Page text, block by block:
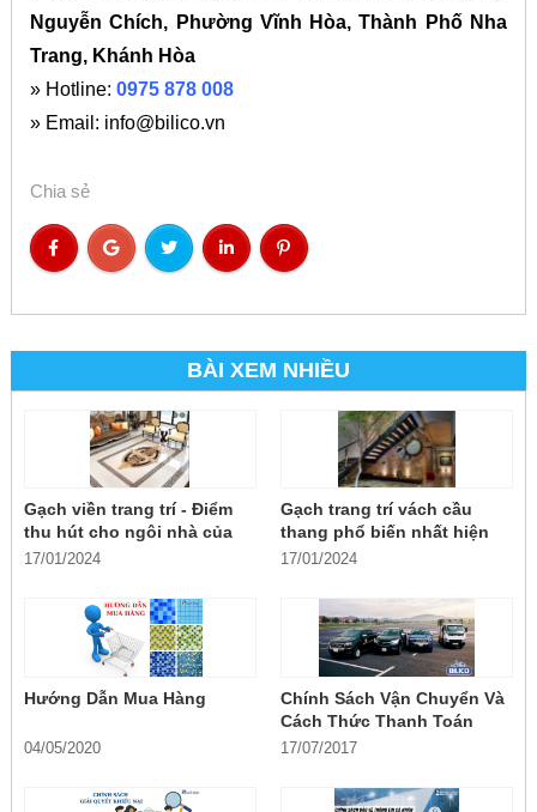
Nguyễn Chích, Phường Vĩnh Hòa, Thành Phố Nha
Trang, Khánh Hòa
» Hotline: 0975 878 008
» Email: info@bilico.vn
Chia sẻ
BÀI XEM NHIỀU
Gạch viền trang trí - Điểm
thu hút cho ngôi nhà của
bạn
17/01/2024
Gạch trang trí vách cầu
thang phổ biến nhất hiện
nay
17/01/2024
Hướng Dẫn Mua Hàng
04/05/2020
Chính Sách Vận Chuyển Và
Cách Thức Thanh Toán
17/07/2017